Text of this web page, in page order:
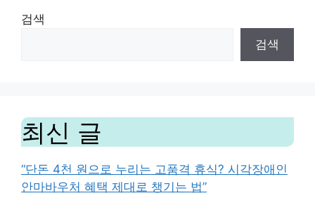
검색
검색
최신 글
“단돈 4천 원으로 누리는 고품격 휴식? 시각장애인
안마바우처 혜택 제대로 챙기는 법”